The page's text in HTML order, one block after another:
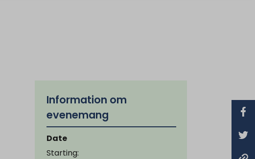
Information om
evenemang
Date
Starting: